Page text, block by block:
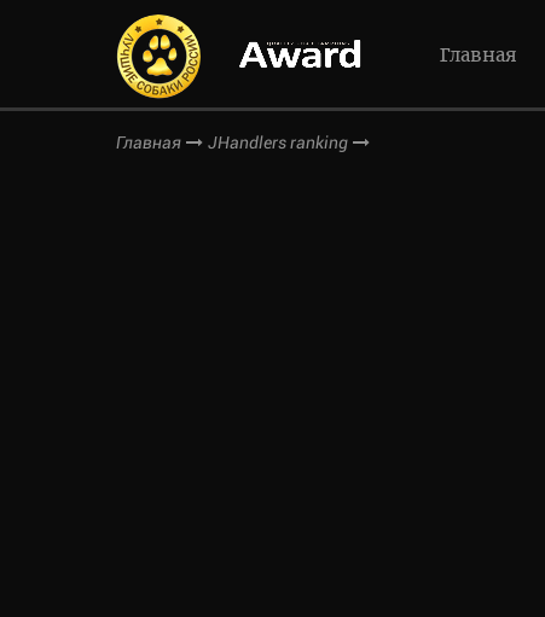
Главная
Главная JHandlers ranking